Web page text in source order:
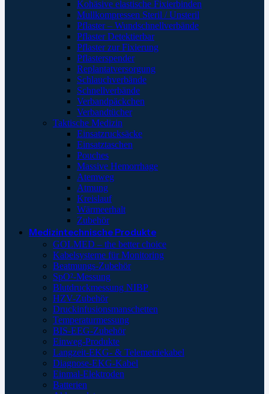
Kohäsive elastische Fixierbinden
Mullkompressen Steril / Unsteril
Pflaster – Wundschnellverbände
Pflaster Detektierbar
Pflaster zur Fixierung
Pflasterspender
Replantatversorgung
Schlauchverbände
Schnellverbände
Verbandpäckchen
Verbandtücher
Taktische Medizin
Einsatzrucksäcke
Einsatztaschen
Pouches
Massive Hemorrhage
Atemweg
Atmung
Kreislauf
Wärmeerhalt
Zubehör
Medizintechnische Produkte
GOLMED – the better choice
Kabelsysteme für Monitoring
Beatmungs-Zubehör
SpO²-Messung
Blutdruckmessung NIBP
HZV-Zubehör
Druckinfusionsmanschetten
Temperaturmessung
BIS-EEG-Zubehör
Einweg-Produkte
Langzeit-EKG- & Telemetriekabel
Diagnose-EKG-Kabel
Einmal-Elektroden
Batterien